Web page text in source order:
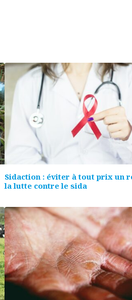
Sidaction : éviter à tout prix un
la lutte contre le sida